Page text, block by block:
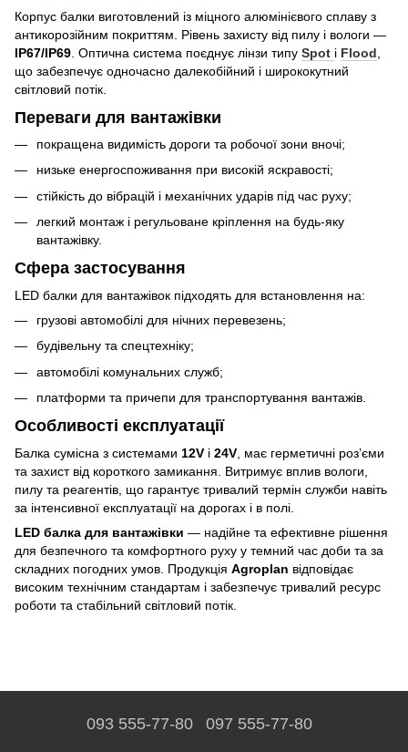
Корпус балки виготовлений із міцного алюмінієвого сплаву з
антикорозійним покриттям. Рівень захисту від пилу і вологи —
IP67/IP69 . Оптична система поєднує лінзи типу Spot і Flood
що забезпечує одночасно далекобійний і ширококутний
світловий потік.
Переваги для вантажівки
покращена видимість дороги та робочої зони вночі;
низьке енергоспоживання при високій яскравості;
стійкість до вібрацій і механічних ударів під час руху;
легкий монтаж і регульоване кріплення на будь-яку
вантажівку.
Сфера застосування
LED балки для вантажівок підходять для встановлення на:
грузові автомобілі для нічних перевезень;
будівельну та спецтехніку;
автомобілі комунальних служб;
платформи та причепи для транспортування вантажів.
Особливості експлуатації
Балка сумісна з системами 12V і 24V , має герметичні роз’єми
та захист від короткого замикання. Витримує вплив вологи,
пилу та реагентів, що гарантує тривалий термін служби навіть
за інтенсивної експлуатації на дорогах і в полі.
LED балка для вантажівки — надійне та ефективне рішення
для безпечного та комфортного руху у темний час доби та за
складних погодних умов. Продукція Agroplan відповідає
високим технічним стандартам і забезпечує тривалий ресурс
роботи та стабільний світловий потік.
093 555-77-80 097 555-77-80